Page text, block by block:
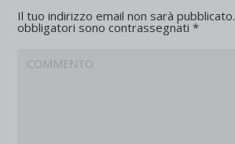
Il tuo indirizzo email non sarà pubblicato.
obbligatori sono contrassegnati*